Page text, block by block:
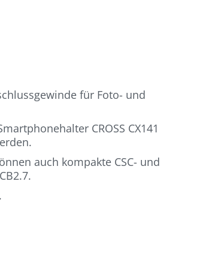
für Foto- und
CROSS CX141
auch kompakte CSC- und